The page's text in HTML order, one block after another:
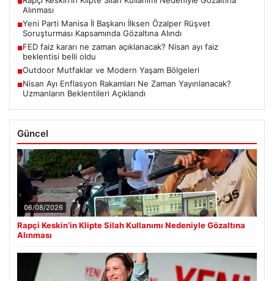
Alınması
■Yeni Parti Manisa İl Başkanı İlksen Özalper Rüşvet
Soruşturması Kapsamında Gözaltına Alındı
■FED faiz kararı ne zaman açıklanacak? Nisan ayı faiz
beklentisi belli oldu
■Outdoor Mutfaklar ve Modern Yaşam Bölgeleri
■Nisan Ayı Enflasyon Rakamları Ne Zaman Yayınlanacak?
Uzmanların Beklentileri Açıklandı
Güncel
06/08/2026
Rapçi Keskin’in Klipte Silah Kullanımı Nedeniyle Gözaltına
Alınması